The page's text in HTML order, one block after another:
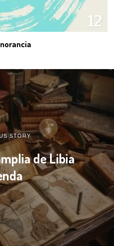
12
STORY
de Libia